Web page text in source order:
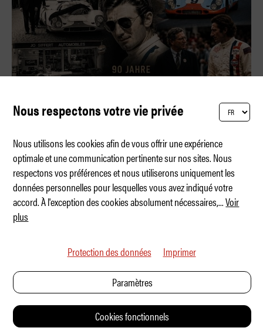
Jo Siffert – Trop rapide pour la vie
Nous respectons votre vie privée
Nous utilisons les cookies afin de vous offrir une expérience
optimale et une communication pertinente sur nos sites. Nous
respectons vos préférences et nous utiliserons uniquement les
données personnelles pour lesquelles vous avez indiqué votre
accord. À l'exception des cookies absolument nécessaires,...Voir
plus
Protection des données Imprimer
Paramètres
Cookies fonctionnels